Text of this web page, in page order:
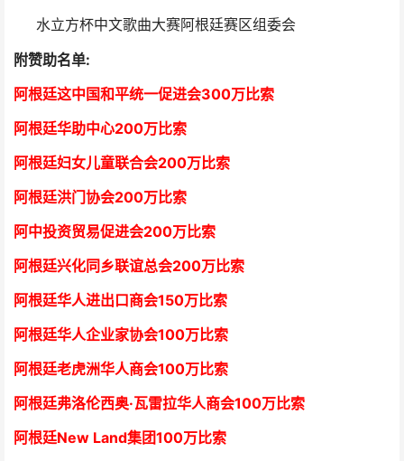
水立方杯中文歌曲大赛阿根廷赛区组委会
附赞助名单:
阿根廷这中国和平统一促进会300万比索
阿根廷华助中心200万比索
阿根廷妇女儿童联合会200万比索
阿根廷洪门协会200万比索
阿中投资贸易促进会200万比索
阿根廷兴化同乡联谊总会200万比索
阿根廷华人进出口商会150万比索
阿根廷华人企业家协会100万比索
阿根廷老虎洲华人商会100万比索
阿根廷弗洛伦西奥·瓦雷拉华人商会100万比索
阿根廷New Land集团100万比索